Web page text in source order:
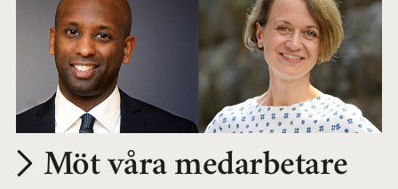
Möt våra medarbetare